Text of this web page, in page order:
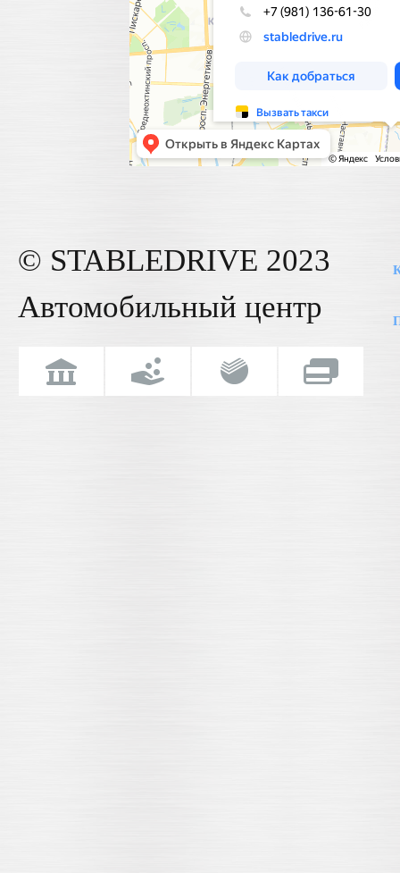
© STABLEDRIVE 2023
Автомобильный центр